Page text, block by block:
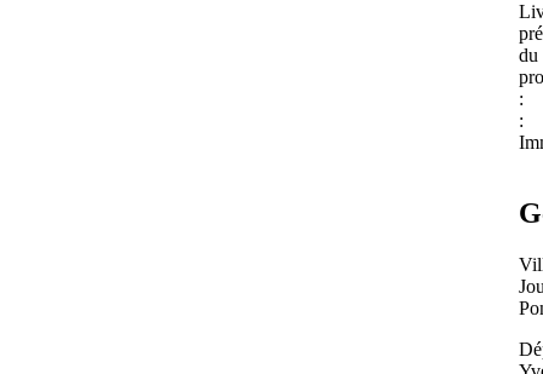
du
:
: